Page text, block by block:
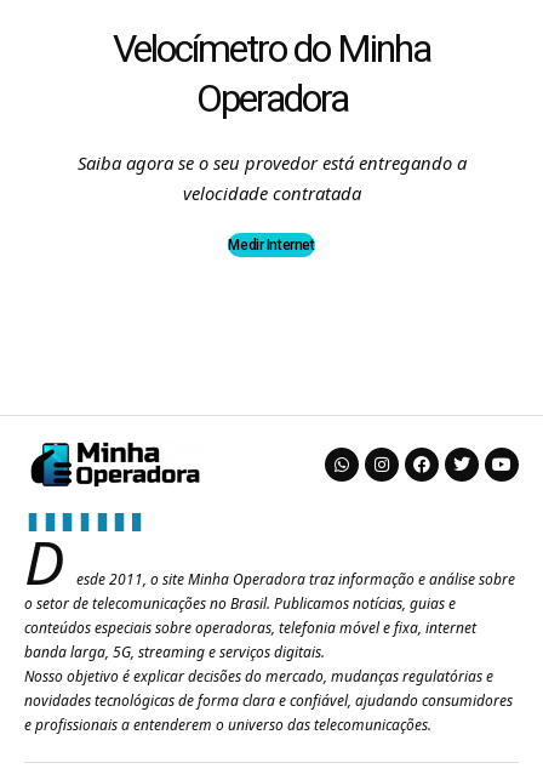
Velocímetro do Minha
Operadora
Saiba agora se o seu provedor está entregando a
velocidade contratada
Medir Internet
D
esde 2011, o site Minha Operadora traz informação e análise sobre
o setor de telecomunicações no Brasil. Publicamos notícias, guias e
conteúdos especiais sobre operadoras, telefonia móvel e fixa, internet
banda larga, 5G, streaming e serviços digitais.
Nosso objetivo é explicar decisões do mercado, mudanças regulatórias e
novidades tecnológicas de forma clara e confiável, ajudando consumidores
e profissionais a entenderem o universo das telecomunicações.